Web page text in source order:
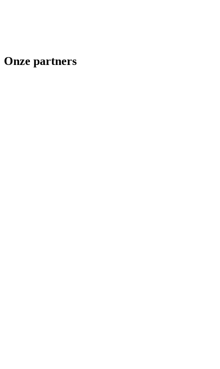
Onze partners